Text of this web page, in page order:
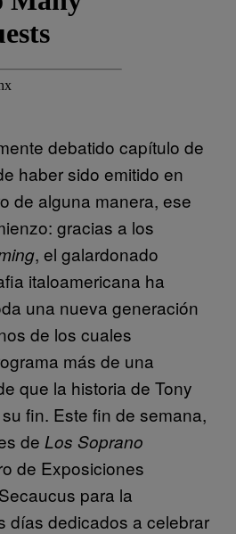
debatido capítulo de
haber sido emitido en
de alguna manera, ese
gracias a los
, el galardonado
italoamericana ha
una nueva generación
de los cuales
más de una
que la historia de Tony
fin. Este fin de semana,
de Los Soprano
de Exposiciones
para la
días dedicados a celebrar